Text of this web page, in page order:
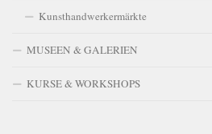
Kunsthandwerkermärkte
MUSEEN & GALERIEN
KURSE & WORKSHOPS